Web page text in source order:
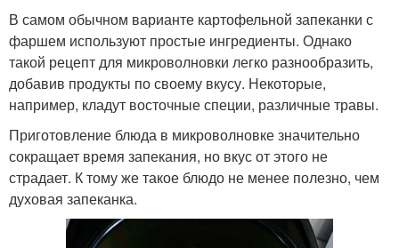
В самом обычном варианте картофельной запеканки с
фаршем используют простые ингредиенты. Однако
такой рецепт для микроволновки легко разнообразить,
добавив продукты по своему вкусу. Некоторые,
например, кладут восточные специи, различные травы.
Приготовление блюда в микроволновке значительно
сокращает время запекания, но вкус от этого не
страдает. К тому же такое блюдо не менее полезно, чем
духовая запеканка.